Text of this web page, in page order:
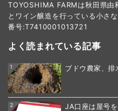
TOYOSHIMA FARMは秋田県由
とワイン醸造を行っている小さ
番号:T7410001013721
よく読まれている記事
1 ブドウ農家、排
2 JA口座は屋号